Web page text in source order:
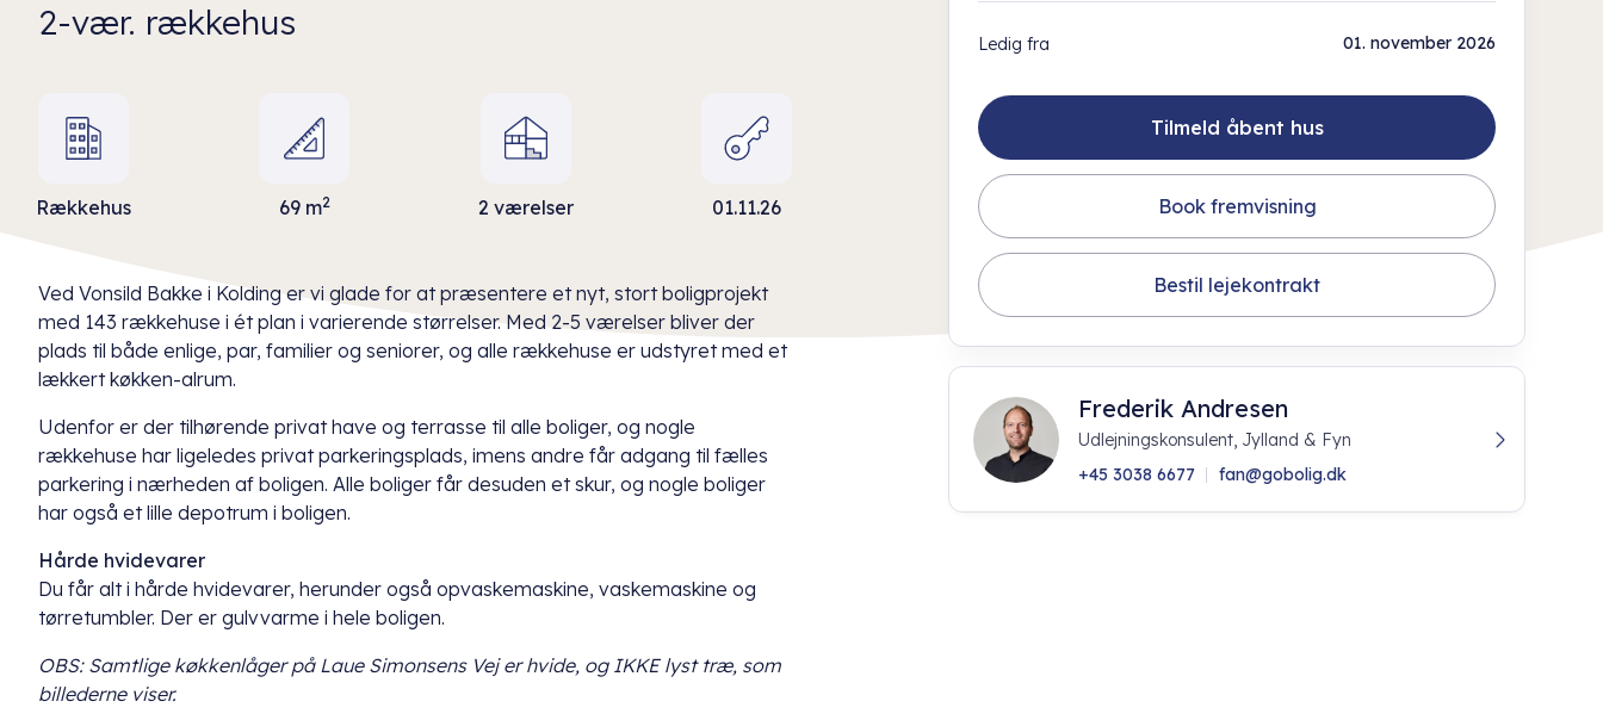
2-vær. rækkehus
Rækkehus 69 m2 2 værelser 01.11.26
Ved Vonsild Bakke i Kolding er vi glade for at præsentere et nyt, stort boligprojekt
med 143 rækkehuse i ét plan i varierende størrelser. Med 2-5 værelser bliver der
plads til både enlige, par, familier og seniorer, og alle rækkehuse er udstyret med et
lækkert køkken-alrum.
Udenfor er der tilhørende privat have og terrasse til alle boliger, og nogle
rækkehuse har ligeledes privat parkeringsplads, imens andre får adgang til fælles
parkering i nærheden af boligen. Alle boliger får desuden et skur, og nogle boliger
har også et lille depotrum i boligen.
Hårde hvidevarer
Du får alt i hårde hvidevarer, herunder også opvaskemaskine, vaskemaskine og
tørretumbler. Der er gulvvarme i hele boligen.
OBS: Samtlige køkkenlåger på Laue Simonsens Vej er hvide, og IKKE lyst træ, som
billederne viser.
Ledig fra 01. november 2026
Tilmeld åbent hus
Book fremvisning
Bestil lejekontrakt
Frederik Andresen
Udlejningskonsulent, Jylland & Fyn
+45 3038 6677
fan@gobolig.dk